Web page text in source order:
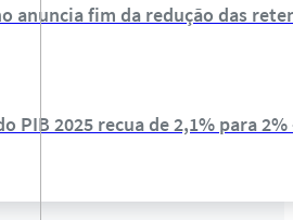
anuncia fim da redução das
PIB 2025 recua de 2,1% para 2%